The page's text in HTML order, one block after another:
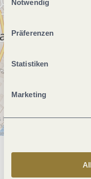
ablehnen" kann es zu
Notwendig
Präferenzen
Statistiken
Marketing